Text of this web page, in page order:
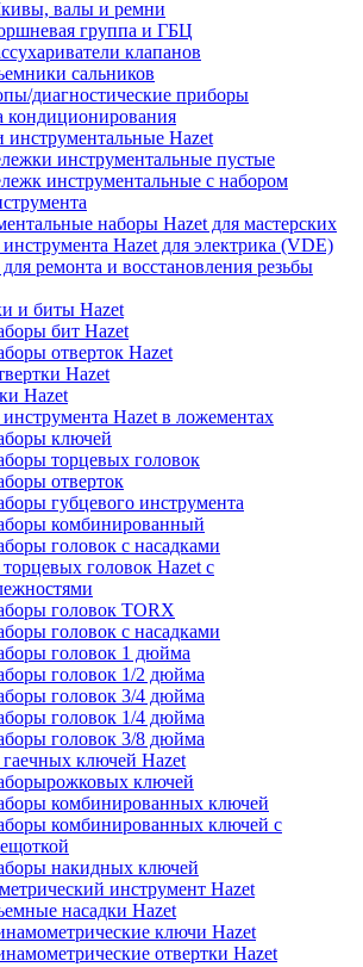
валы и ремни
группа и ГБЦ
клапанов
сальников
диагностические приборы
кондиционирования
инструментальные Hazet
инструментальные пустые
инструментальные с набором
наборы Hazet для мастерских
Hazet для электрика (VDE)
ремонта и восстановления резьбы
и биты Hazet
бит Hazet
отверток Hazet
Hazet
Hazet
Hazet в ложементах
ключей
торцевых головок
отверток
губцевого инструмента
комбинированный
головок с насадками
головок Hazet с
головок TORX
головок с насадками
головок 1 дюйма
головок 1/2 дюйма
головок 3/4 дюйма
головок 1/4 дюйма
головок 3/8 дюйма
ключей Hazet
ключей
комбинированных ключей
комбинированных ключей с
накидных ключей
инструмент Hazet
насадки Hazet
ключи Hazet
отвертки Hazet